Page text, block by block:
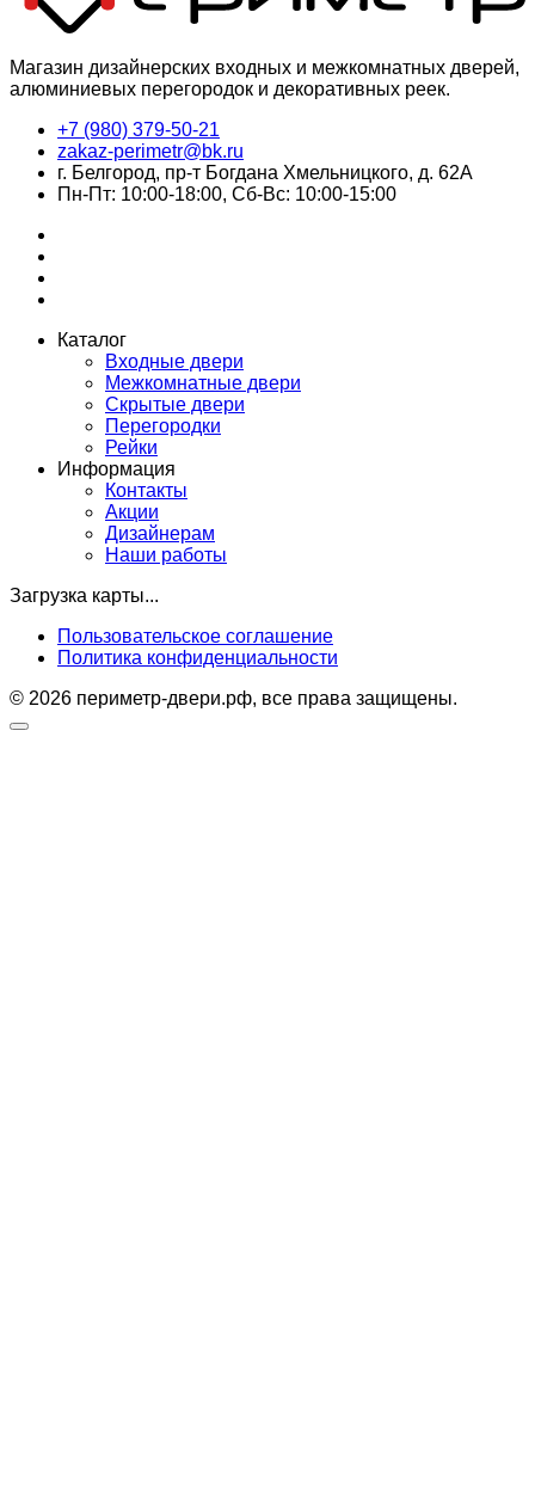
Магазин дизайнерских входных и межкомнатных дверей,
алюминиевых перегородок и декоративных реек.
+7 (980) 379-50-21
zakaz-perimetr@bk.ru
г. Белгород, пр-т Богдана Хмельницкого, д. 62А
Пн-Пт: 10:00-18:00, Сб-Вс: 10:00-15:00
Каталог
Входные двери
Межкомнатные двери
Скрытые двери
Перегородки
Рейки
Информация
Контакты
Акции
Дизайнерам
Наши работы
Загрузка карты...
Пользовательское соглашение
Политика конфиденциальности
© 2026 периметр-двери.рф, все права защищены.